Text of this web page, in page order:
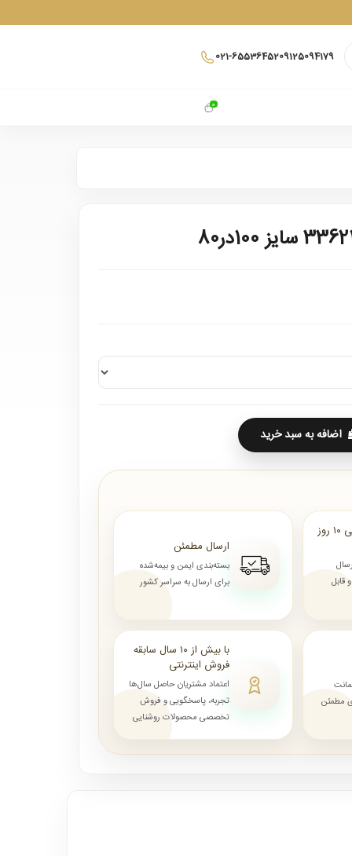
021-6553645209125094179
0
اضافه به سبد خرید
ارسال از ۷ روز الی ۱۰ روز
ارسال مطمئن
بسته‌بندی ایمن و بیمه‌شده
برای ارسال به سراسر کشور
مطمئن
با بیش از ۱۰ سال سابقه
فروش اینترنتی
اعتماد مشتریان حاصل سال‌ها
تجربه، پاسخگویی و فروش
تخصصی محصولات روشنایی